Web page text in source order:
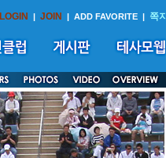
LOGIN | JOIN | ADD FAVORITE | 쪽지